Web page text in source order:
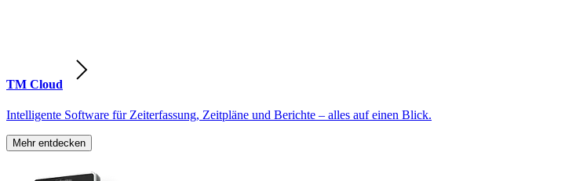
TM Cloud
Intelligente Software für Zeiterfassung, Zeitpläne und Berichte – alles auf einen Blick.
Mehr entdecken